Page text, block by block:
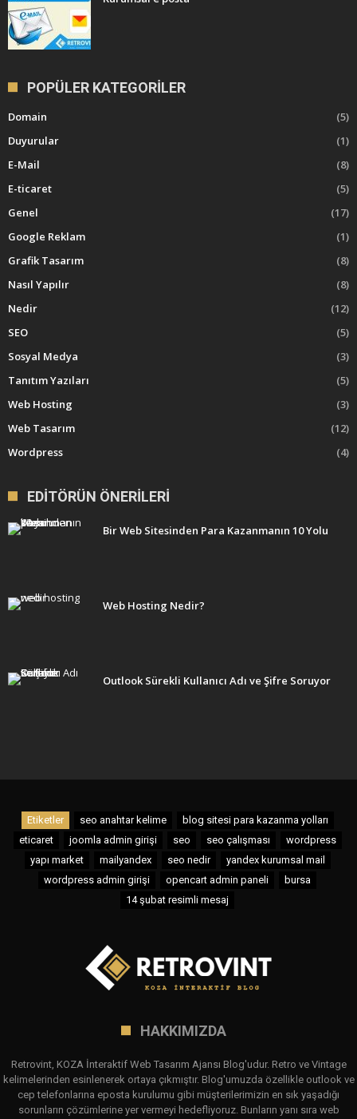
POPÜLER KATEGORILER
Domain
(5)
Duyurular
(1)
E-Mail
(8)
E-ticaret
(5)
Genel
(17)
Google Reklam
(1)
Grafik Tasarım
(8)
Nasıl Yapılır
(8)
Nedir
(12)
SEO
(5)
Sosyal Medya
(3)
Tanıtım Yazıları
(5)
Web Hosting
(3)
Web Tasarım
(12)
Wordpress
(4)
EDITÖRÜN ÖNERILERI
Bir Web Sitesinden Para Kazanmanın 10 Yolu
Web Hosting Nedir?
Outlook Sürekli Kullanıcı Adı ve Şifre Soruyor
Etiketler seo anahtar kelime
blog sitesi para kazanma yolları
eticaret
joomla admin girişi seo seo çalışması
wordpress
yapı market
mailyandex seo nedir
yandex kurumsal mail
wordpress admin girişi
opencart admin paneli
bursa
14 şubat resimli mesaj
HAKKIMIZDA
Retrovint, KOZA İnteraktif Web Tasarım Ajansı Blog'udur. Retro ve Vintage
kelimelerinden esinlenerek ortaya çıkmıştır. Blog'umuzda özellikle outlook ve
cep telefonlarına eposta kurulumu gibi müşterilerimizin en sık yaşadığı
sorunların çözümlerine yer vermeyi hedefliyoruz. Bunların yanı sıra web